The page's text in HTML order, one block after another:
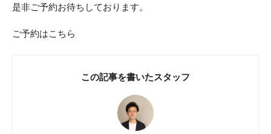
是非ご予約お待ちしております。
ご予約はこちら
この記事を書いたスタッフ